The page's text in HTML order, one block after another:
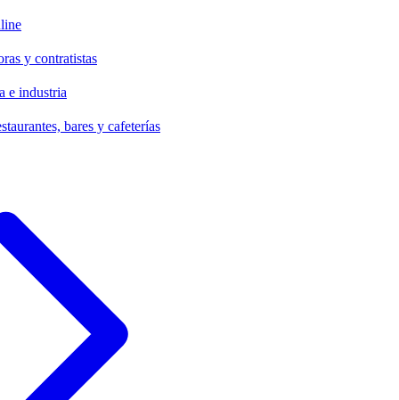
y contratistas
e industria
bares y cafeterías